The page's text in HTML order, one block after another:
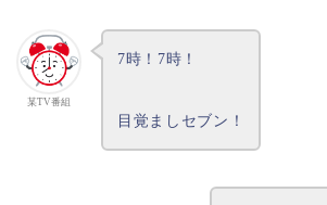
某TV番組
7時！7時！
目覚ましセブン！